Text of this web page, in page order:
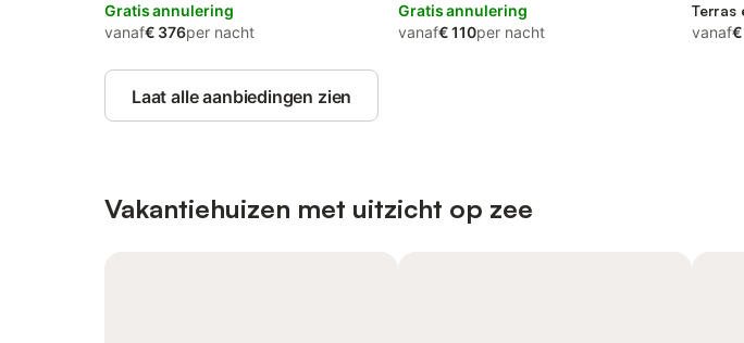
Gratis annulering
vanaf€ 376per nacht
Gratis annulering
vanaf€ 110per nacht
Terras
vanaf€
Laat alle aanbiedingen zien
Vakantiehuizen met uitzicht op zee